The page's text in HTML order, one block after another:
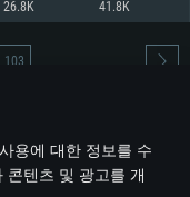
용에 대한 정보를 수
콘텐츠 및 광고를 개
이버를 지원하는 NVIDIA
최신 그래픽 드라이버를
해상도 720p) 이상
26.8K 41.8K
103